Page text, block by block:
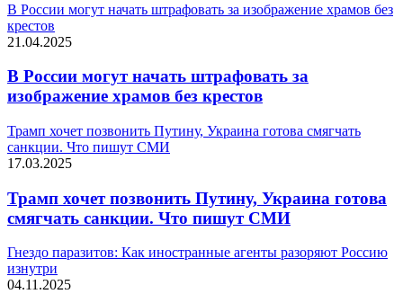
В России могут начать штрафовать за изображение храмов без
крестов
21.04.2025
В России могут начать штрафовать за
изображение храмов без крестов
Трамп хочет позвонить Путину, Украина готова смягчать
санкции. Что пишут СМИ
17.03.2025
Трамп хочет позвонить Путину, Украина готова
смягчать санкции. Что пишут СМИ
Гнездо паразитов: Как иностранные агенты разоряют Россию
изнутри
04.11.2025